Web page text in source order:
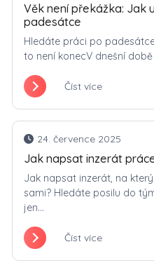
Věk není překážka: Jak
padesátce
Hledáte práci po
to není konecV dnešní
Číst více
24. července 2025
Jak napsat inzerát
Jak napsat inzerát, na
sami? Hledáte posilu do
jen...
Číst více